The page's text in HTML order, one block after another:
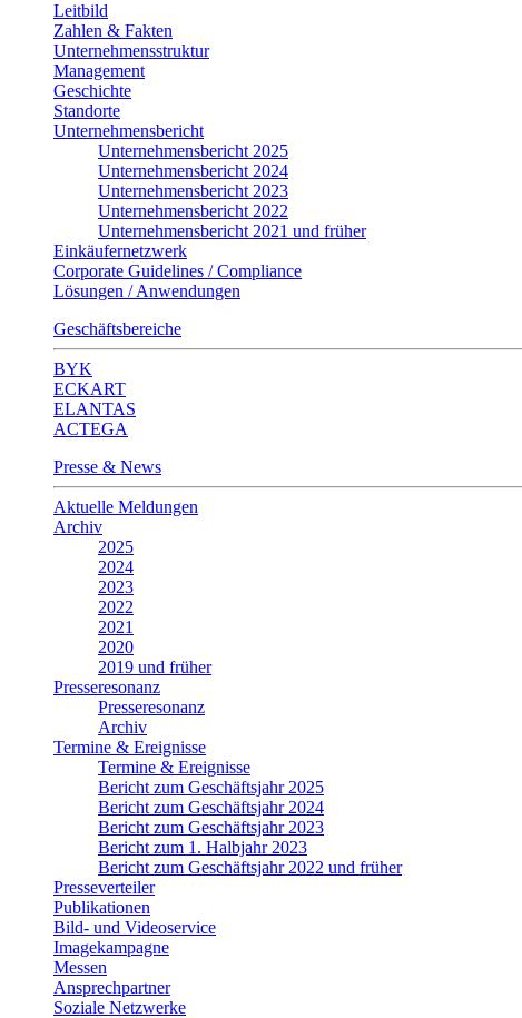
Leitbild
Zahlen & Fakten
Unternehmensstruktur
Management
Geschichte
Standorte
Unternehmensbericht
Unternehmensbericht 2025
Unternehmensbericht 2024
Unternehmensbericht 2023
Unternehmensbericht 2022
Unternehmensbericht 2021 und früher
Einkäufernetzwerk
Corporate Guidelines / Compliance
Lösungen / Anwendungen
Geschäftsbereiche
BYK
ECKART
ELANTAS
ACTEGA
Presse & News
Aktuelle Meldungen
Archiv
2025
2024
2023
2022
2021
2020
2019 und früher
Presseresonanz
Presseresonanz
Archiv
Termine & Ereignisse
Termine & Ereignisse
Bericht zum Geschäftsjahr 2025
Bericht zum Geschäftsjahr 2024
Bericht zum Geschäftsjahr 2023
Bericht zum 1. Halbjahr 2023
Bericht zum Geschäftsjahr 2022 und früher
Presseverteiler
Publikationen
Bild- und Videoservice
Imagekampagne
Messen
Ansprechpartner
Soziale Netzwerke